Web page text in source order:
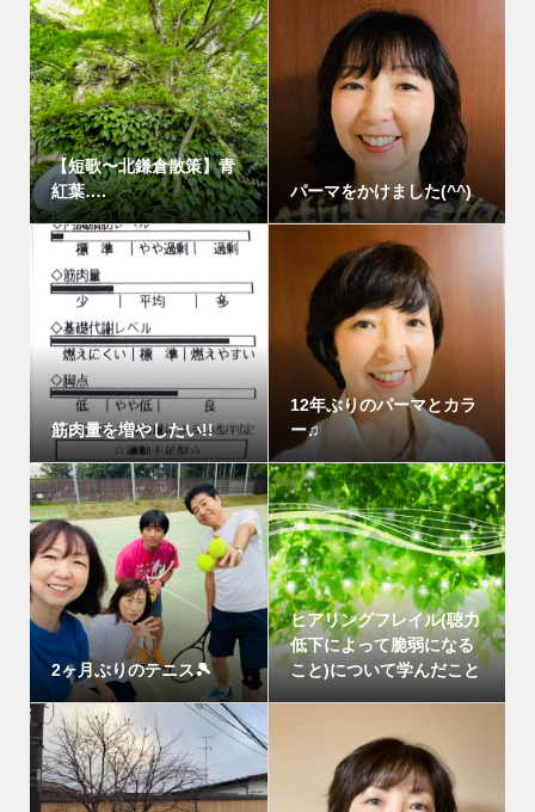
【短歌〜北鎌倉散策】青
紅葉….
パーマをかけました(^^)
筋肉量を増やしたい!!
12年ぶりのパーマとカラ
ー♫
2ヶ月ぶりのテニス🎾
ヒアリングフレイル(聴力
低下によって脆弱になる
こと)について学んだこと